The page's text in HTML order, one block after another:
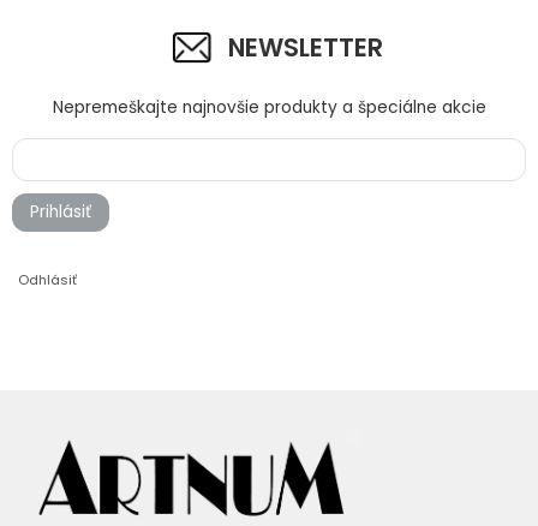
NEWSLETTER
Nepremeškajte najnovšie produkty a špeciálne akcie
Prihlásiť
Odhlásiť